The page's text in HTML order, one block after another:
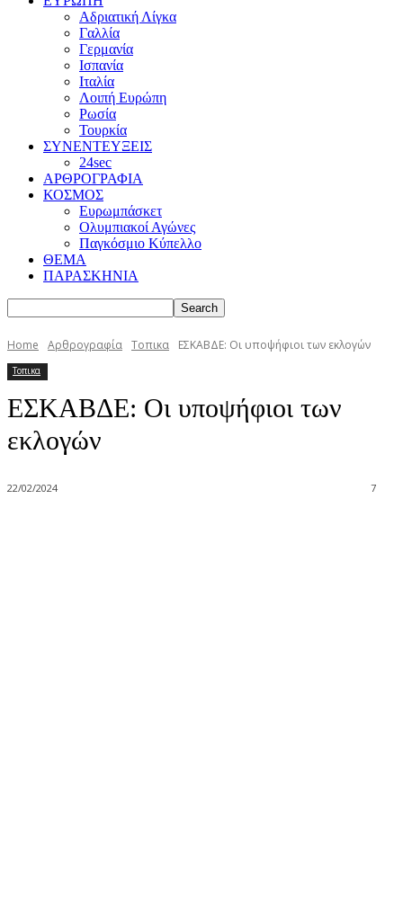
Αδριατική Λίγκα
Γαλλία
Γερμανία
Ισπανία
Ιταλία
Λοιπή Ευρώπη
Ρωσία
Τουρκία
ΣΥΝΕΝΤΕΥΞΕΙΣ
24sec
ΑΡΘΡΟΓΡΑΦΙΑ
ΚΟΣΜΟΣ
Ευρωμπάσκετ
Ολυμπιακοί Αγώνες
Παγκόσμιο Κύπελλο
ΘΕΜΑ
ΠΑΡΑΣΚΗΝΙΑ
Home Αρθρογραφία Τοπικα ΕΣΚΑΒΔΕ: Οι υποψήφιοι των εκλογών
Τοπικα
ΕΣΚΑΒΔΕ: Οι υποψήφιοι των
εκλογών
22/02/2024 7